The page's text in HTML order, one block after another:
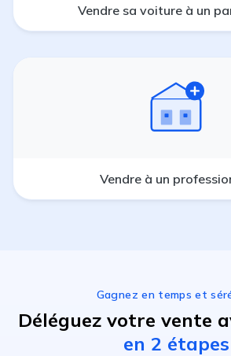
Vendre sa voiture à un
Vendre à un
Gagnez en temps et
Déléguez votre vente
en 2 étapes